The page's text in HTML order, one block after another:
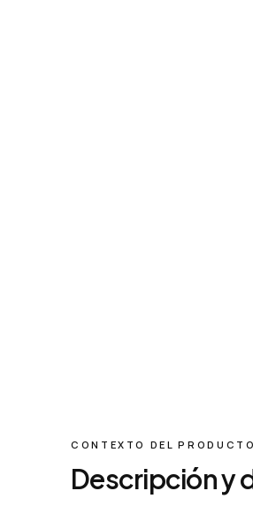
CONTEXTO DEL PRODUCTO
Descripción y